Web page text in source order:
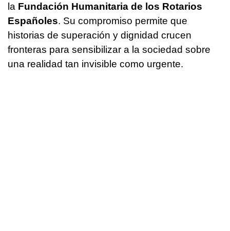
la Fundación Humanitaria de los Rotarios
Españoles. Su compromiso permite que
historias de superación y dignidad crucen
fronteras para sensibilizar a la sociedad sobre
una realidad tan invisible como urgente.